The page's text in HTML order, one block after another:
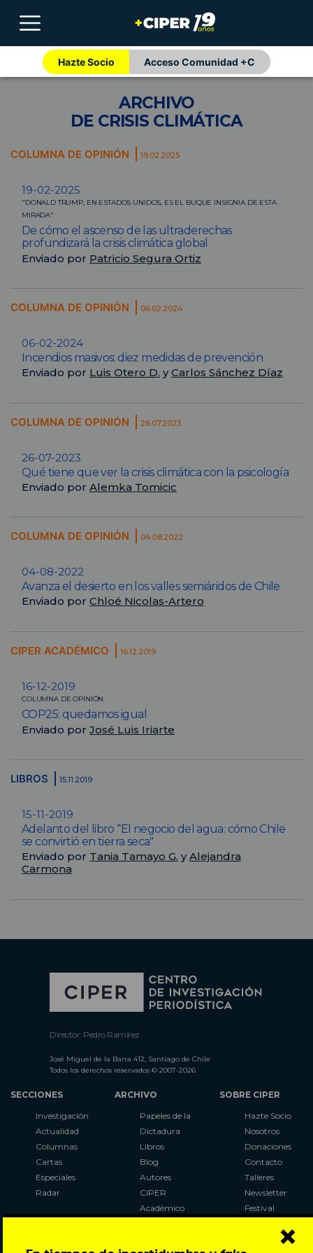
×
Hazte Socio Acceso Comunidad +C
ARCHIVO
DE CRISIS CLIMÁTICA
COLUMNA DE OPINIÓN 19.02.2025
19-02-2025
"DONALD TRUMP, EN ESTADOS UNIDOS, ES EL BUQUE INSIGNIA DE ESTA
MIRADA"
De cómo el ascenso de las ultraderechas
profundizará la crisis climática global
Enviado por Patricio Segura Ortiz
COLUMNA DE OPINIÓN 06.02.2024
06-02-2024
Incendios masivos: diez medidas de prevención
Enviado por Luis Otero D. yCarlos Sánchez Díaz
COLUMNA DE OPINIÓN 26.07.2023
26-07-2023
Qué tiene que ver la crisis climática con la psicología
Enviado por Alemka Tomicic
COLUMNA DE OPINIÓN 04.08.2022
04-08-2022
Avanza el desierto en los valles semiáridos de Chile
Enviado por Chloé Nicolas-Artero
CIPER ACADÉMICO 16.12.2019
16-12-2019
COLUMNA DE OPINIÓN
COP25: quedamos igual
Enviado por José Luis Iriarte
LIBROS 15.11.2019
15-11-2019
Adelanto del libro “El negocio del agua: cómo Chile
se convirtió en tierra seca"
Enviado por Tania Tamayo G. yAlejandra
Carmona
Director: Pedro Ramírez
José Miguel de la Barra 412, Santiago de Chile
Todos los derechos reservados © 2007-2026
SECCIONES
Investigación
Actualidad
Columnas
Cartas
Especiales
Radar
ARCHIVO
Papeles de la
Dictadura
Libros
Blog
Autores
CIPER
Académico
SOBRE CIPER
Hazte Socio
Nosotros
Donaciones
Contacto
Talleres
Newsletter
Festival